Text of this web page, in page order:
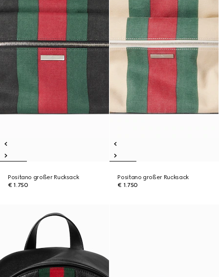
Positano großer Rucksack
€ 1.750
Positano großer Rucksack
€ 1.750